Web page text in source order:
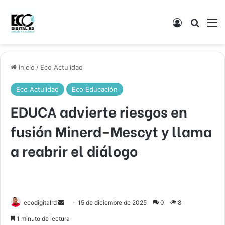
Acceso
Inicio / Eco Actulidad
Eco Actulidad Eco Educación
EDUCA advierte riesgos en
fusión Minerd–Mescyt y llama
a reabrir el diálogo
ecodigitalrd
Send15 de diciembre de 2025 0 8
1 minuto de lectura